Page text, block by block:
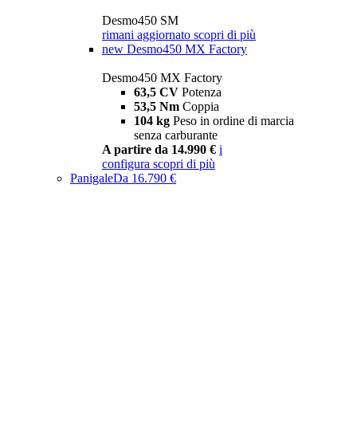
Desmo450 SM
rimani aggiornato scopri di più
new Desmo450 MX Factory
Desmo450 MX Factory
63,5 CV Potenza
53,5 Nm Coppia
104 kg Peso in ordine di marcia
senza carburante
A partire da 14.990 € i
configura scopri di più
PanigaleDa 16.790 €